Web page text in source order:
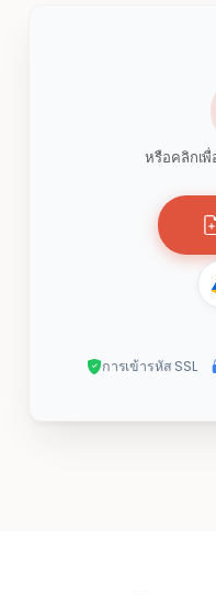
หรือคลิกเพื่
การเข้ารหัส SSL